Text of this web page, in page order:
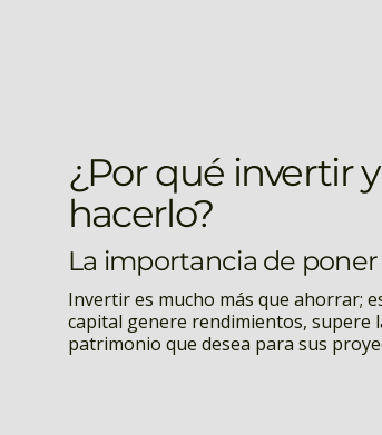
¿Por qué invertir
hacerlo?
La importancia de
Invertir es mucho más que ahorrar;
capital genere rendimientos, supere
patrimonio que desea para sus